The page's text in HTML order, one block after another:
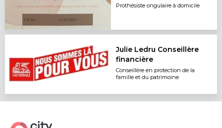
Prothésiste ongulaire à domicile
Julie Ledru Conseillère
financière
Conseillère en protection de la
famille et du patrimoine